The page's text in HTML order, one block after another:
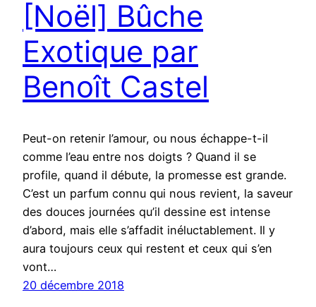
[Noël] Bûche
Exotique par
Benoît Castel
Peut-on retenir l’amour, ou nous échappe-t-il
comme l’eau entre nos doigts ? Quand il se
profile, quand il débute, la promesse est grande.
C’est un parfum connu qui nous revient, la saveur
des douces journées qu’il dessine est intense
d’abord, mais elle s’affadit inéluctablement. Il y
aura toujours ceux qui restent et ceux qui s’en
vont…
20 décembre 2018